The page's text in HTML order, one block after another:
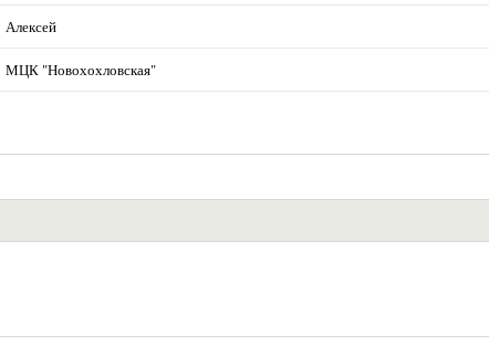
Алексей
МЦК "Новохохловская"